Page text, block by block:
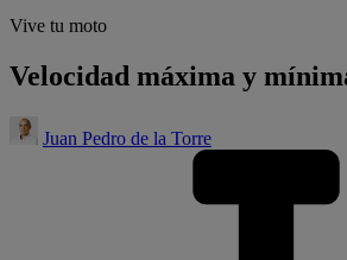
Vive tu moto
Velocidad máxima y
Juan Pedro de la Torre